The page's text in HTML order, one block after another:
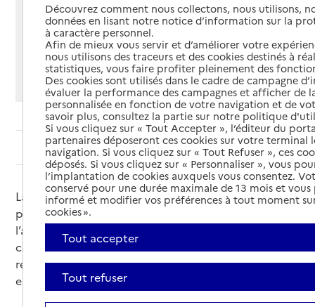
Partager cette page
ImprimerPartager par email
Partager sur Facebook
Partager sur X
Partager sur Linkedin
Si vous souhaitez partager sur Facebook, LinkedIn, X et
Whatsapp, veuillezautoriser le dépôt de cookies .
Sommaire
La dénutrition touche particulièrement les
personnes âgées du fait d’une diminution de
l’appétit, de certaines maladies ou de la prise de
certains médicaments, de difficultés à préparer des
repas… La dénutrition affaiblit le corps et peut
entraîner une perte d’autonomie.
Découvrez comment nous collectons, nous utilisons,
données en lisant notre notice d’information sur la
à caractère personnel.
Afin de mieux vous servir et d’améliorer votre
nous utilisons des traceurs et des cookies destinés à
statistiques, vous faire profiter pleinement des
Des cookies sont utilisés dans le cadre de campagne
évaluer la performance des campagnes et afficher de
personnalisée en fonction de votre navigation et de
savoir plus, consultez la partie sur notre politique
Si vous cliquez sur « Tout Accepter », l’éditeur du
partenaires déposeront ces cookies sur votre terminal
navigation. Si vous cliquez sur « Tout Refuser », ces
déposés. Si vous cliquez sur « Personnaliser », vous
l’implantation de cookies auxquels vous consentez.
conservé pour une durée maximale de 13 mois et
informé et modifier vos préférences à tout moment
cookies ».
Tout accepter
Tout refuser